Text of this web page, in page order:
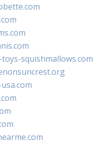
squishmallows.com